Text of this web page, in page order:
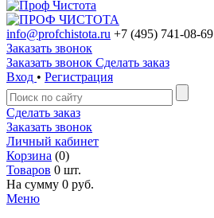
info@profchistota.ru +7 (495) 741-08-69
Заказать звонок
Заказать звонок Сделать заказ
Вход • Регистрация
Сделать заказ
Заказать звонок
Личный кабинет
Корзина (0)
Товаров 0 шт.
На сумму 0 руб.
Меню